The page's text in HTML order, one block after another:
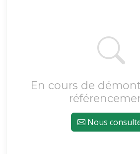
En cours de
Nous